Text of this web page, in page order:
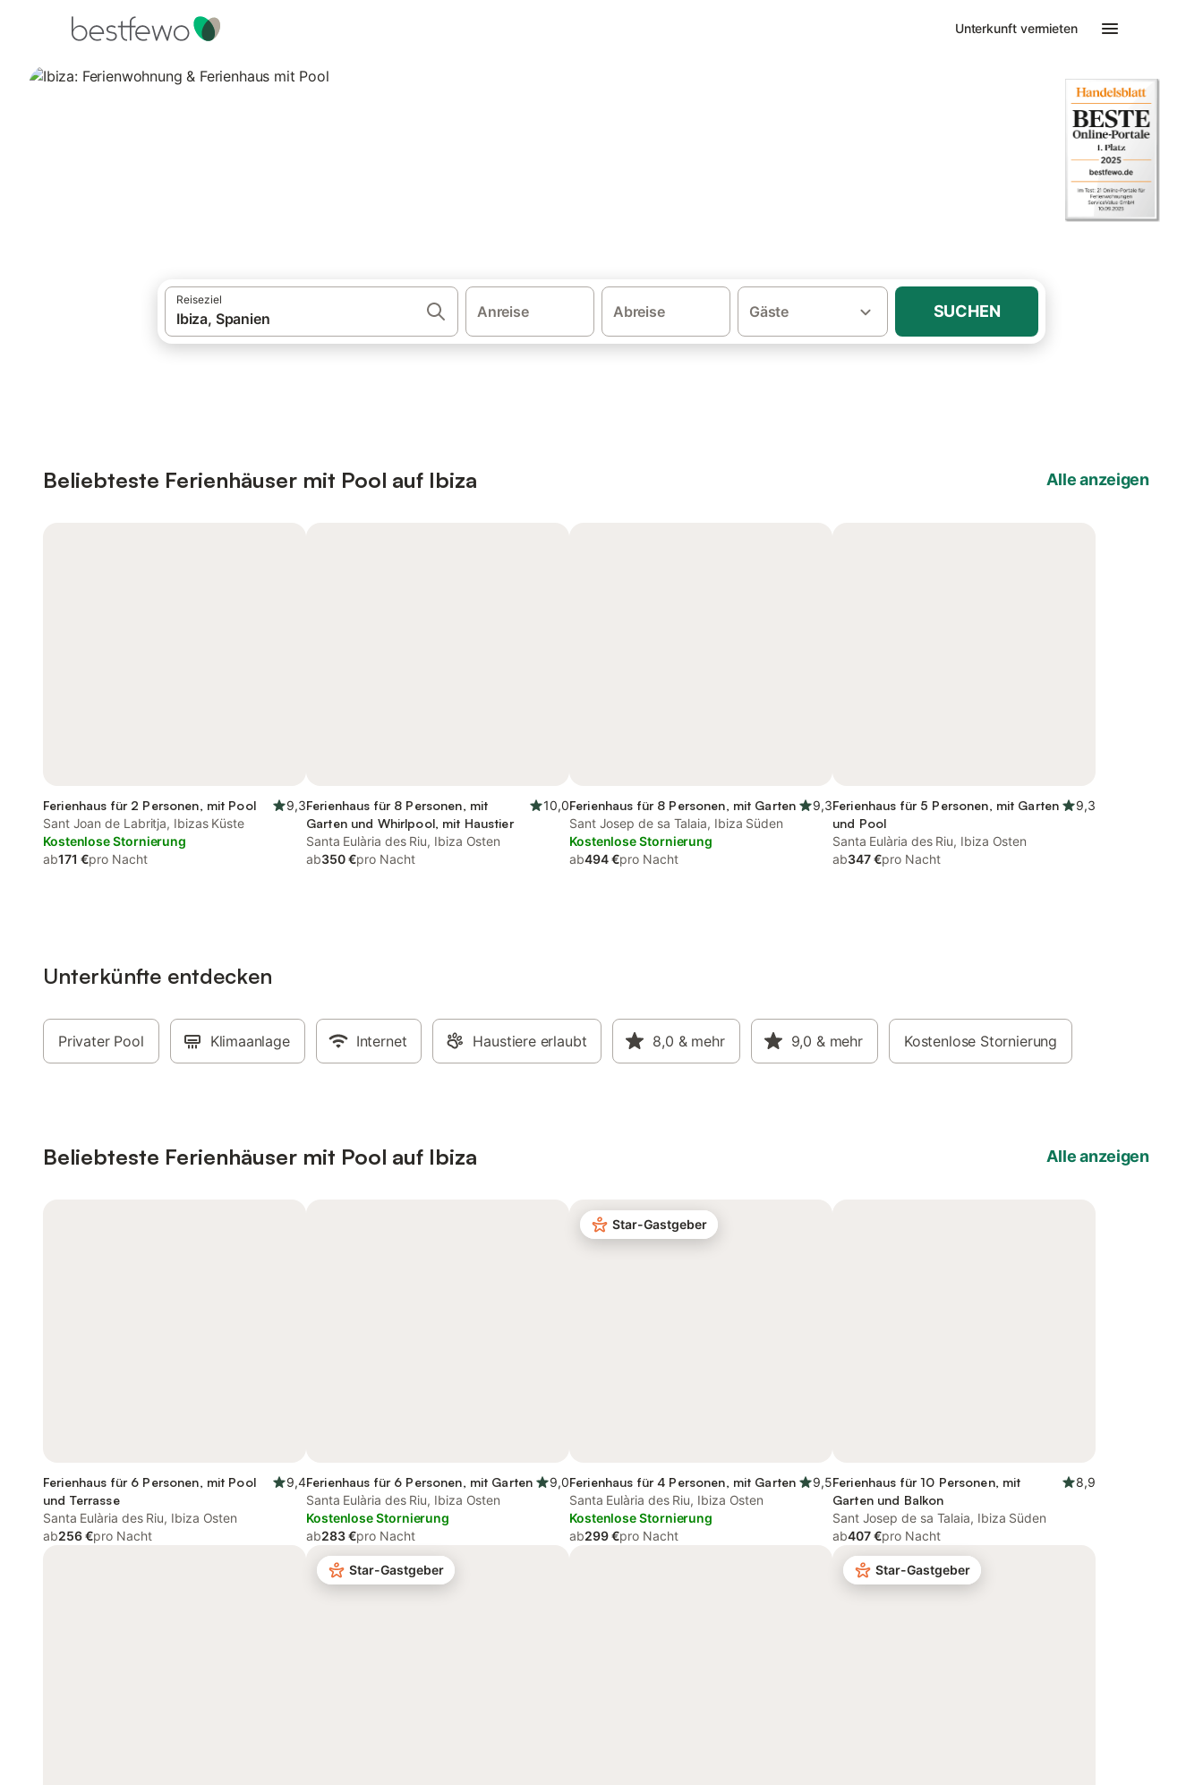
Unterkunft vermieten
Reiseziel
Anreise Abreise Gäste SUCHEN
Beliebteste Ferienhäuser mit Pool auf Ibiza Alle anzeigen
Ferienhaus für 2 Personen, mit Pool
9,3
Sant Joan de Labritja, Ibizas Küste
Kostenlose Stornierung
ab171 €pro Nacht
Ferienhaus für 8 Personen, mit
Garten und Whirlpool, mit Haustier
10,0
Santa Eulària des Riu, Ibiza Osten
ab350 €pro Nacht
Ferienhaus für 8 Personen, mit Garten
9,3
Sant Josep de sa Talaia, Ibiza Süden
Kostenlose Stornierung
ab494 €pro Nacht
Ferienhaus für 5 Personen, mit Garten
und Pool
9,3
Santa Eulària des Riu, Ibiza Osten
ab347 €pro Nacht
Unterkünfte entdecken
Privater Pool Klimaanlage Internet Haustiere erlaubt 8,0 & mehr 9,0 & mehr Kostenlose Stornierung
Beliebteste Ferienhäuser mit Pool auf Ibiza Alle anzeigen
Ferienhaus für 6 Personen, mit Pool
und Terrasse
9,4
Santa Eulària des Riu, Ibiza Osten
ab256 €pro Nacht
Ferienhaus für 6 Personen, mit Garten
9,0
Santa Eulària des Riu, Ibiza Osten
Kostenlose Stornierung
ab283 €pro Nacht
Star-Gastgeber
Ferienhaus für 4 Personen, mit Garten
9,5
Santa Eulària des Riu, Ibiza Osten
Kostenlose Stornierung
ab299 €pro Nacht
Ferienhaus für 10 Personen, mit
Garten und Balkon
8,9
Sant Josep de sa Talaia, Ibiza Süden
ab407 €pro Nacht
Star-Gastgeber Star-Gastgeber